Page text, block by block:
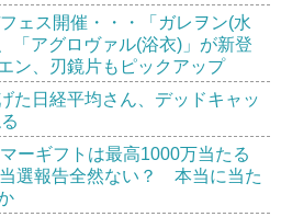
ェス開催・・・「ガレヲン(水
「アグロヴァル(浴衣)」が新登
、刃鏡片もピックアップ
た日経平均さん、デッドキャッ
ーギフトは最高1000万当たる
選報告全然ない？ 本当に当た